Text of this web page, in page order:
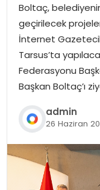
MAGAZIN
Boltaç,
geçirilecek
İnternet
Tarsus’ta
Federasyonu
Başkan Boltaç’ı
admin
26 Haziran